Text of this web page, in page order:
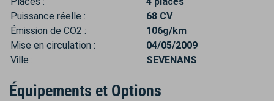
Puissance réelle :
68 CV
Émission de CO2 :
106g/km
Mise en circulation :
04/05/2009
Ville :
SEVENANS
Équipements et Options